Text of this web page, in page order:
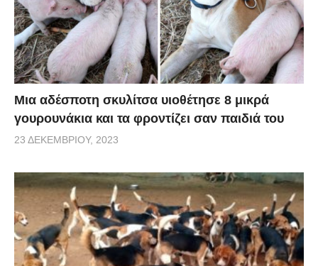
Μια αδέσποτη σκυλίτσα υιοθέτησε 8 μικρά
γουρουνάκια και τα φροντίζει σαν παιδιά του
23 ΔΕΚΕΜΒΡΊΟΥ, 2023